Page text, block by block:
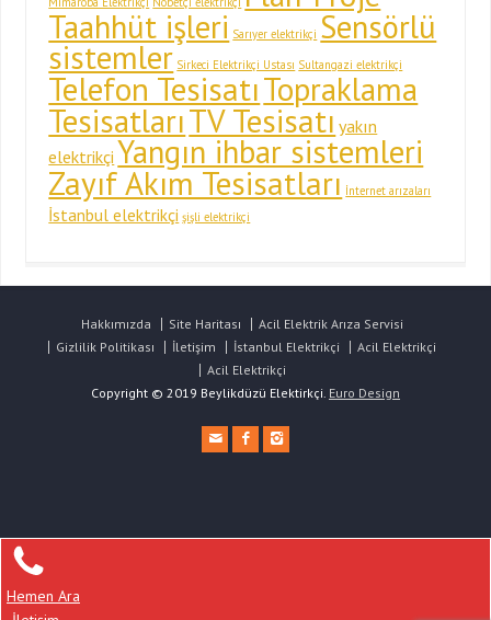
Taahhüt işleri Sarıyer elektrikçi Sensörlü
sistemler Sirkeci Elektrikçi Ustası Sultangazi elektrikçi
Telefon TesisatıTopraklama
TesisatlarıTV Tesisatı yakın
elektrikçi Yangın ihbar sistemleri
Zayıf Akım Tesisatları İnternet arızaları
İstanbul elektrikçi şişli elektrikçi
Hakkımızda Site Haritası
Acil Elektrik Arıza Servisi
Gizlilik Politikası
İletişim İstanbul Elektrikçi
Acil Elektrikçi
Acil Elektrikçi
Copyright © 2019 Beylikdüzü Elektirkçi. Euro Design
Hemen Ara